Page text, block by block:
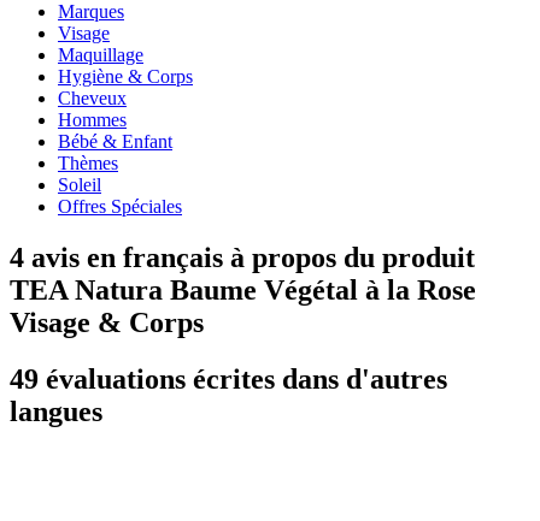
Marques
Visage
Maquillage
Hygiène & Corps
Cheveux
Hommes
Bébé & Enfant
Thèmes
Soleil
Offres Spéciales
4 avis en français à propos du produit
TEA Natura Baume Végétal à la Rose
Visage & Corps
49 évaluations écrites dans d'autres
langues